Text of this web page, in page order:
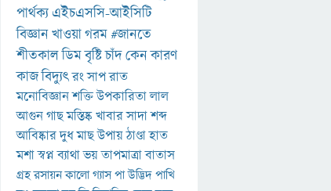
পার্থক্য এইচএসসি-আইসিটি
বিজ্ঞানখাওয়াগরম#জানতে
শীতকালডিমবৃষ্টিচাঁদকেনকারণ
কাজবিদ্যুৎরংসাপরাত
মনোবিজ্ঞানশক্তিউপকারিতালাল
আগুনগাছমস্তিষ্কখাবারসাদাশব্দ
আবিষ্কারদুধমাছউপায়ঠাণ্ডাহাত
মশাস্বপ্নব্যাথাভয়তাপমাত্রাবাতাস
গ্রহরসায়নকালোগ্যাসপাউদ্ভিদপাখি